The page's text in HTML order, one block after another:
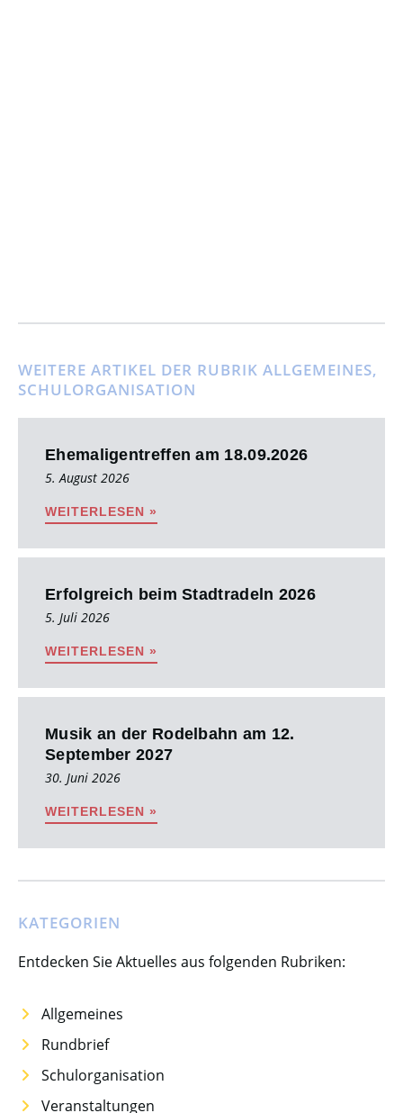
WEITERE ARTIKEL DER RUBRIK ALLGEMEINES,
SCHULORGANISATION
Ehemaligentreffen am 18.09.2026
5. August 2026
WEITERLESEN »
Erfolgreich beim Stadtradeln 2026
5. Juli 2026
WEITERLESEN »
Musik an der Rodelbahn am 12.
September 2027
30. Juni 2026
WEITERLESEN »
KATEGORIEN
Entdecken Sie Aktuelles aus folgenden Rubriken:
Allgemeines
Rundbrief
Schulorganisation
Veranstaltungen